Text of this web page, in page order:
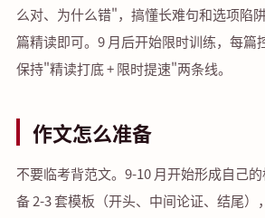
么对、为什么错"，搞懂长难句和选项陷
篇精读即可。9 月后开始限时训练，每篇
保持"精读打底 + 限时提速"两条线。
作文怎么准备
不要临考背范文。9-10 月开始形成自己
备 2-3 套模板（开头、中间论证、结尾）